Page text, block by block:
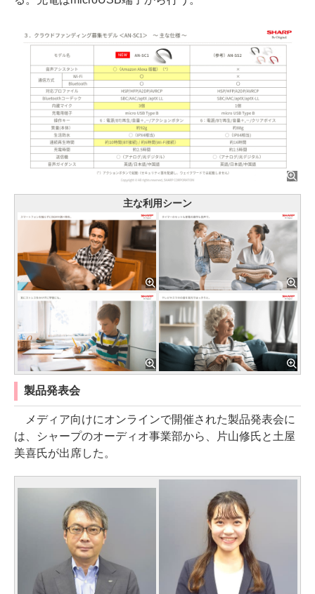
主な利用シーン
製品発表会
メディア向けにオンラインで開催された製品発表会に
は、シャープのオーディオ事業部から、片山修氏と土屋
美喜氏が出席した。